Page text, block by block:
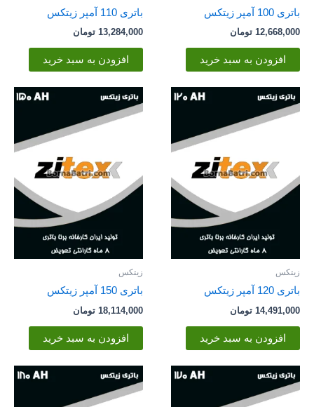
باتری 100 آمپر زیتکس
12,668,000 تومان
افزودن به سبد خرید
باتری 110 آمپر زیتکس
13,284,000 تومان
افزودن به سبد خرید
زیتکس
باتری 120 آمپر زیتکس
14,491,000 تومان
افزودن به سبد خرید
زیتکس
باتری 150 آمپر زیتکس
18,114,000 تومان
افزودن به سبد خرید